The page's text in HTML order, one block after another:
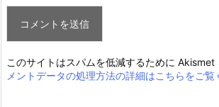
このサイトはスパムを低減するために Akismet
メントデータの処理方法の詳細はこちらをご覧